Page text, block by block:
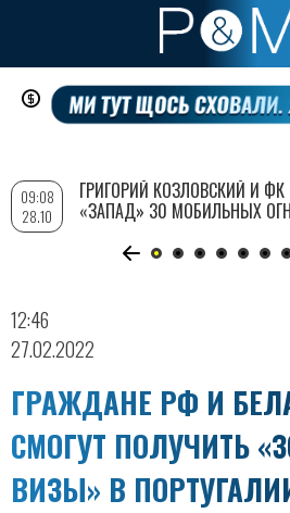
Перейти
содержанию
12:46
27.02.2022
ГРАЖДАНЕ РФ И
СМОГУТ ПОЛУЧИТЬ
ВИЗЫ» В
09:08
28.10
ГРИГОРИЙ КОЗЛОВСКИЙ И ФК
«ЗАПАД» 30 МОБИЛЬНЫХ